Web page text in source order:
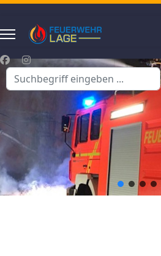
Suchen
...